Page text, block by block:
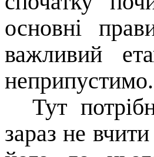
основні
важливий
неприпустимо.
Тут
зараз не